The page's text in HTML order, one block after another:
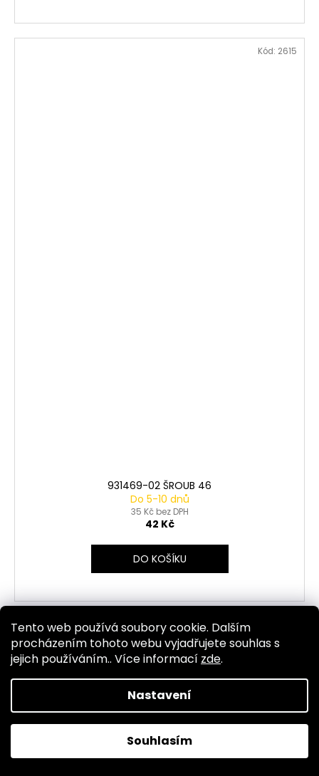
Tento web používá soubory cookie. Dalším
procházením tohoto webu vyjadřujete souhlas s
jejich používáním.. Více informací zde.
Nastavení
Souhlasím
931469-02 ŠROUB 46
Do 5-10 dnů
35 Kč bez DPH
42 Kč
DO KOŠÍKU
Kód: 2615